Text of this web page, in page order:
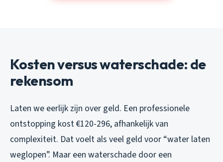
Kosten versus waterschade: de
rekensom
Laten we eerlijk zijn over geld. Een professionele
ontstopping kost €120-296, afhankelijk van
complexiteit. Dat voelt als veel geld voor “water laten
weglopen”. Maar een waterschade door een